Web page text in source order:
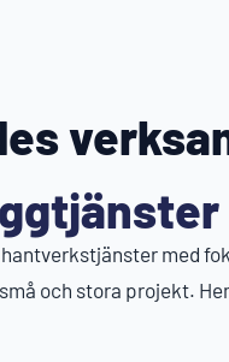
med
och stora projekt.